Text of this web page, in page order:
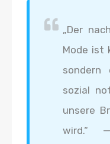
„Der
Mode ist
sondern
sozial
unsere
wird.“ —